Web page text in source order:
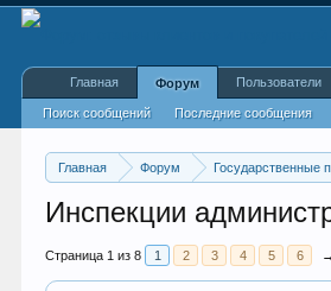
Главная Форум Государственные
Инспекции
Страница 1 из 8 1 2 3 4 5 6 →
Главная Форум
Поиск сообщений Последние сообщения
Пользователи